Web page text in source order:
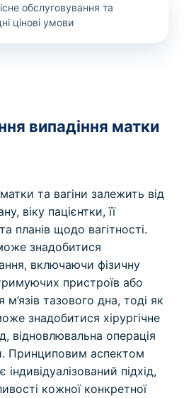
обслуговування та
цінові умови
випадіння матки
та вагіни залежить від
віку пацієнтки, її
планів щодо вагітності.
знадобитися
включаючи фізичну
пристроїв або
тазового дна, тоді як
знадобитися хірургічне
відновлювальна операція
Принциповим аспектом
індивідуалізований підхід,
кожної конкретної